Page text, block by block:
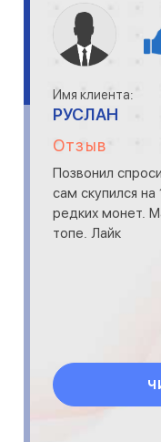
Имя клиента:
РУСЛАН
Отзыв
Позвонил
сам скупился
редких монет.
топе. Лайк